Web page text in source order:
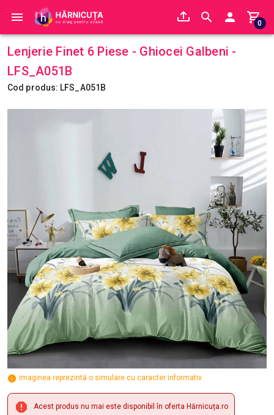
0
Lenjerie Finet 6 Piese - Ghiocei Galbeni -
LFS_A051B
Cod produs: LFS_A051B
imaginea reprezintă o simulare cu caracter informativ.
Acest produs nu mai este disponibil în oferta Hărnicuța.ro